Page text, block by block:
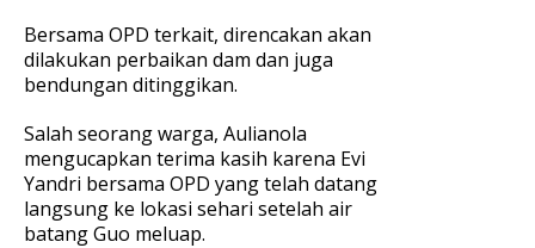
Bersama OPD terkait, direncakan akan
dilakukan perbaikan dam dan juga
bendungan ditinggikan.
Salah seorang warga, Aulianola
mengucapkan terima kasih karena Evi
Yandri bersama OPD yang telah datang
langsung ke lokasi sehari setelah air
batang Guo meluap.